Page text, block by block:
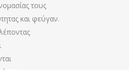
τους
και φεύγαν.